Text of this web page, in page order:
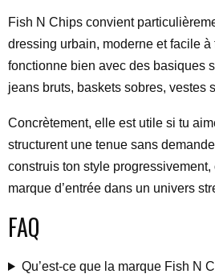
Fish N Chips convient
dressing urbain, moderne et facile
fonctionne bien avec des basiques
jeans bruts, baskets sobres, vestes
Concrètement, elle est utile si tu
structurent une tenue sans
construis ton style progressivement,
marque d’entrée dans un univers
FAQ
Qu’est-ce que la marque Fish N